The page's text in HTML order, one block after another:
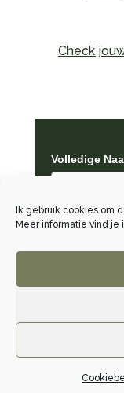
Ik gebruik cookies om
Meer informatie vind je
Check
Volledige
E-mail*